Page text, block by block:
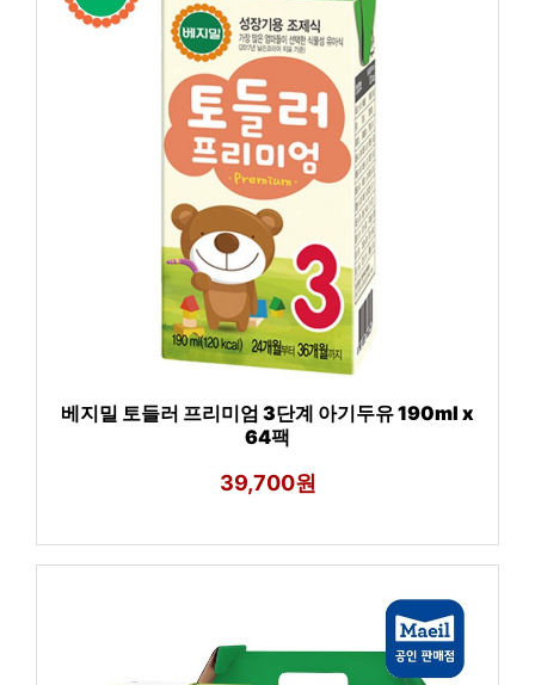
베지밀 토들러 프리미엄 3단계 아기두유 190ml x
64팩
39,700원